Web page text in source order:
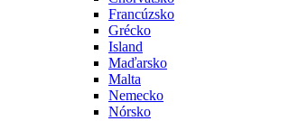
Francúzsko
Grécko
Island
Maďarsko
Malta
Nemecko
Nórsko